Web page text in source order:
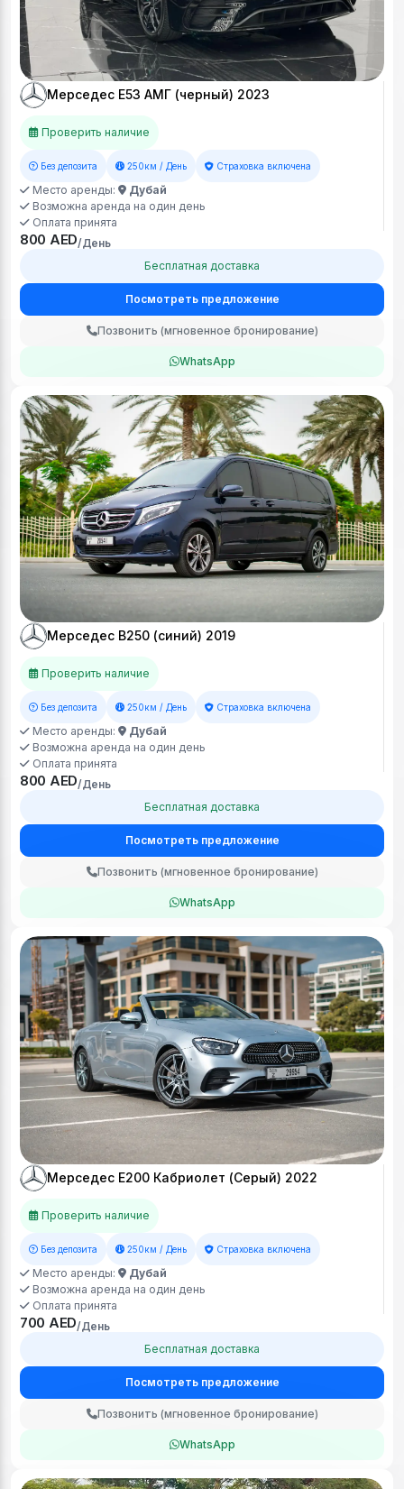
Мерседес Е53 АМГ (черный) 2023
Проверить наличие
Без депозита 250км / День Страховка включена
Место аренды:
Дубай
Возможна аренда на один день
Оплата принята
800 AED/День
Бесплатная доставка
Посмотреть предложение
Позвонить (мгновенное бронирование)
WhatsApp
Мерседес В250 (синий) 2019
Проверить наличие
Без депозита 250км / День Страховка включена
Место аренды:
Дубай
Возможна аренда на один день
Оплата принята
800 AED/День
Бесплатная доставка
Посмотреть предложение
Позвонить (мгновенное бронирование)
WhatsApp
Мерседес Е200 Кабриолет (Серый) 2022
Проверить наличие
Без депозита 250км / День Страховка включена
Место аренды:
Дубай
Возможна аренда на один день
Оплата принята
700 AED/День
Бесплатная доставка
Посмотреть предложение
Позвонить (мгновенное бронирование)
WhatsApp